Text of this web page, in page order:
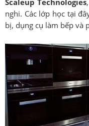
Scaleup Technologies
nghi. Các lớp học tại
bị, dụng cụ làm bếp và